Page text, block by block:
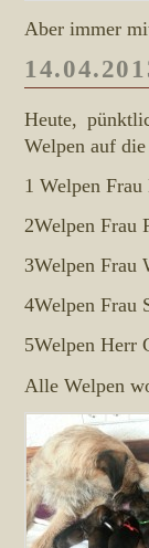
Aber immer
Heute,
Welpen auf
1 Welpen
2Welpen
3Welpen Frau
4Welpen Frau
5Welpen Herr
Alle Welpen